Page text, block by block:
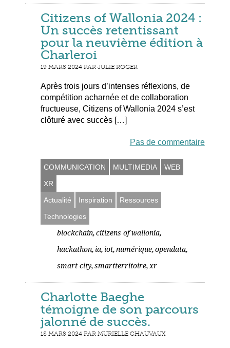
Citizens of Wallonia 2024 :
Un succès retentissant
pour la neuvième édition à
Charleroi
19 MARS 2024 PAR JULIE ROGER
Après trois jours d’intenses réflexions, de
compétition acharnée et de collaboration
fructueuse, Citizens of Wallonia 2024 s’est
clôturé avec succès […]
Pas de commentaire
COMMUNICATION MULTIMEDIA
WEB
XR
Actualité
Inspiration
Ressources
Technologies
blockchain, citizens of wallonia,
hackathon, ia, iot, numérique, opendata,
smart city, smartterritoire, xr
Charlotte Baeghe
témoigne de son parcours
jalonné de succès.
18 MARS 2024 PAR MURIELLE CHAUVAUX